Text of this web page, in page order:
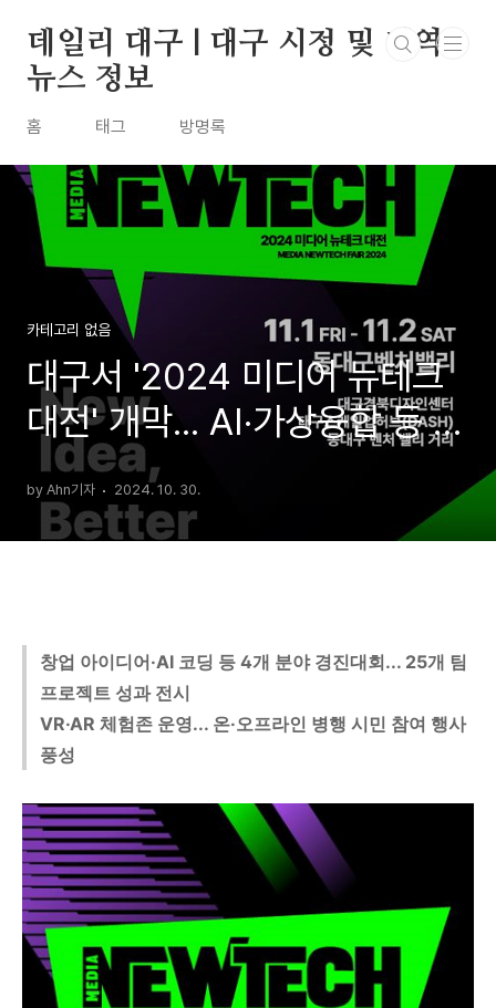
데일리 대구 | 대구 시정 및 지역
뉴스 정보
홈 태그 방명록
카테고리 없음
대구서 '2024 미디어 뉴테크
대전' 개막... AI·가상융합 등 신
기술 한자리에
by Ahn기자 2024. 10. 30.
창업 아이디어·AI 코딩 등 4개 분야 경진대회... 25개 팀
프로젝트 성과 전시
VR·AR 체험존 운영... 온·오프라인 병행 시민 참여 행사
풍성